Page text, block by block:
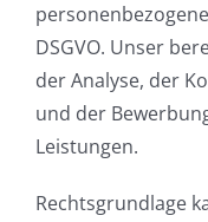
DSGVO. Unser
der Analyse, der
und der
Leistungen.
Rechtsgrundlage